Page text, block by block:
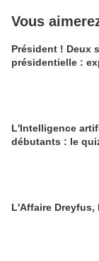
Vous
Président ! Deux
présidentielle :
L'Intelligence
débutants : le
L'Affaire Dreyfus,